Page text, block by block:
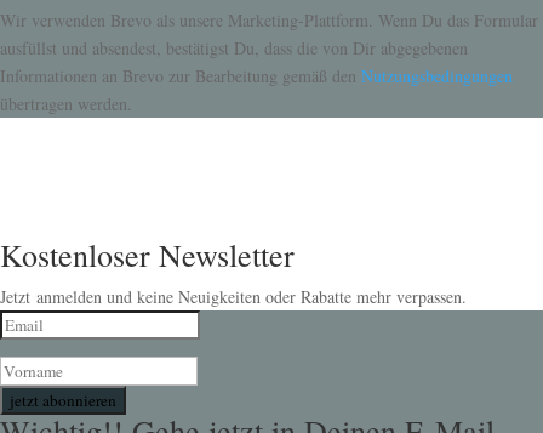
Wir verwenden Brevo als unsere Marketing-Plattform. Wenn Du das Formular
ausfüllst und absendest, bestätigst Du, dass die von Dir abgegebenen
Informationen an Brevo zur Bearbeitung gemäß den Nutzungsbedingungen
übertragen werden.
Kostenloser Newsletter
Jetzt anmelden und keine Neuigkeiten oder Rabatte mehr verpassen.
jetzt abonnieren